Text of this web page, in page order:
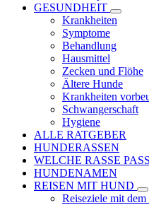
GESUNDHEIT
Krankheiten
Symptome
Behandlung
Hausmittel
Zecken und Flöhe
Ältere Hunde
Krankheiten
Schwangerschaft
Hygiene
ALLE RATGEBER
HUNDERASSEN
WELCHE RASSE
HUNDENAMEN
REISEN MIT HUND
Reiseziele mit